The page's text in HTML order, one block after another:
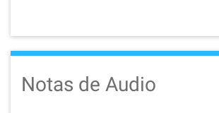
Notas de Audio